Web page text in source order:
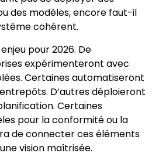
des modèles, encore faut-il
cohérent.
pour 2026. De
expérimenteront avec
Certaines automatiseront
D’autres déploieront
Certaines
pour la conformité ou la
de connecter ces éléments
vision maîtrisée.